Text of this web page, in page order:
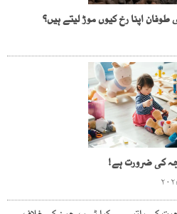
اپنا رخ کیوں موڑ لیتے ہیں؟
کی ضرورت ہے!